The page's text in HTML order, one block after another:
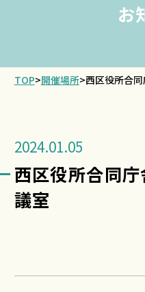
お
TOP>開催場所>西区役所合
2024.01.05
西区役所合同
議室